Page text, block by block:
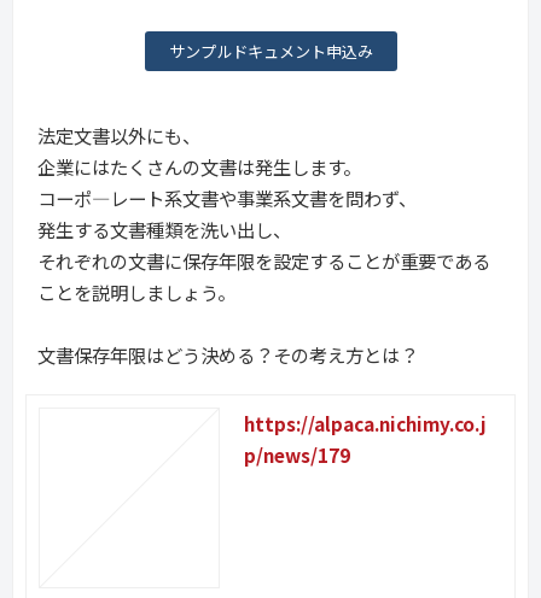
サンプルドキュメント申込み
法定文書以外にも、
企業にはたくさんの文書は発生します。
コーポ―レート系文書や事業系文書を問わず、
発生する文書種類を洗い出し、
それぞれの文書に保存年限を設定することが重要である
ことを説明しましょう。
文書保存年限はどう決める？その考え方とは？
https://alpaca.nichimy.co.j
p/news/179